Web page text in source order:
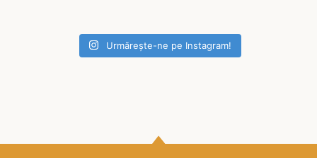
Urmărește-ne pe Instagram!